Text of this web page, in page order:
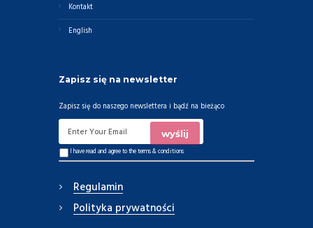
Kontakt
English
Zapisz się na newsletter
Zapisz się do naszego newslettera i bądź na bieżąco
I have read and agree to theterms & conditions
Regulamin
Polityka prywatności